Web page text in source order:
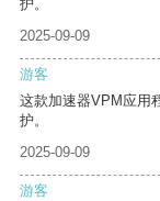
护。
2025-09-09
游客
这款加速器VPM应用
护。
2025-09-09
游客